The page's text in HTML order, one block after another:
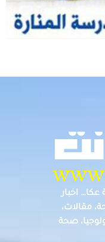
عكا… اخبار
مقالات،
صحة